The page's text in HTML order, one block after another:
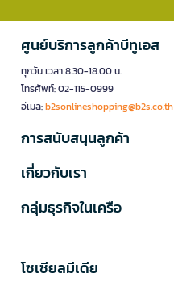
ศูนย์บริการลูกค้าบีทูเอส
ทุกวัน เวลา 8.30-18.00 น.
โทรศัพท์: 02-115-0999
อีเมล:b2sonlineshopping@b2s.co.th
การสนับสนุนลูกค้า
เกี่ยวกับเรา
กลุ่มธุรกิจในเครือ
โซเซียลมีเดีย​